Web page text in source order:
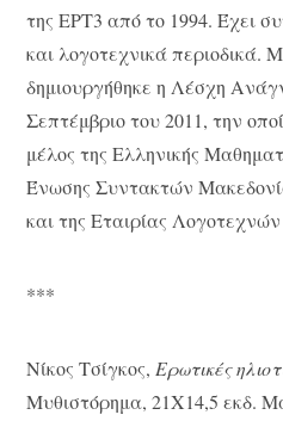
της ΕΡΤ3 από το 1994. Έχει
και λογοτεχνικά περιοδικά.
δημιουργήθηκε η Λέσχη
Σεπτέμβριο του 2011, την
μέλος της Ελληνικής
Ένωσης Συντακτών
και της Εταιρίας
***
Νίκος Τσίγκος, Ερωτικές
Μυθιστόρημα, 21Χ14,5 εκδ.